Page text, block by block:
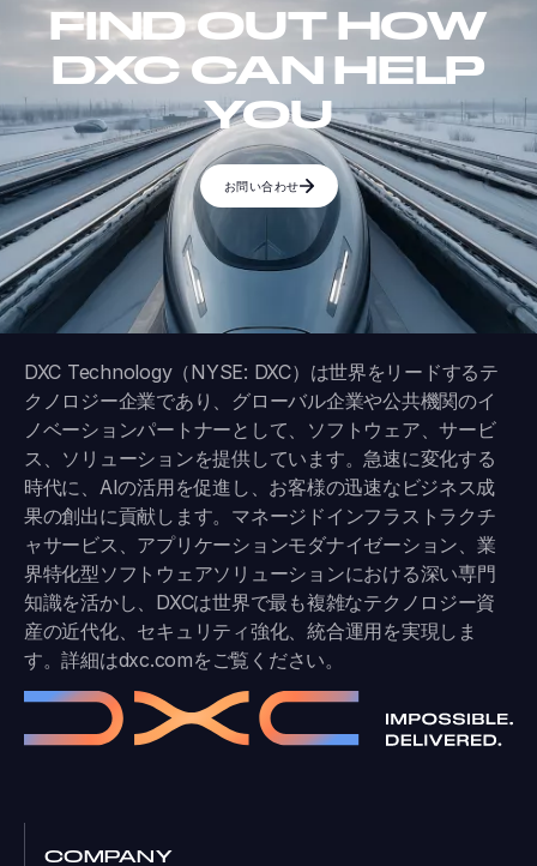
FIND OUT HOW
DXC CAN HELP
YOU
お問い合わせ
DXC Technology（NYSE: DXC）は世界をリードするテ
クノロジー企業であり、グローバル企業や公共機関のイ
ノベーションパートナーとして、ソフトウェア、サービ
ス、ソリューションを提供しています。急速に変化する
時代に、AIの活用を促進し、お客様の迅速なビジネス成
果の創出に貢献します。マネージドインフラストラクチ
ャサービス、アプリケーションモダナイゼーション、業
界特化型ソフトウェアソリューションにおける深い専門
知識を活かし、DXCは世界で最も複雑なテクノロジー資
産の近代化、セキュリティ強化、統合運用を実現しま
す。詳細はdxc.comをご覧ください。
COMPANY